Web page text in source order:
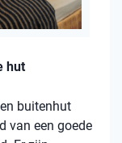
hut
buitenhut
van een goede